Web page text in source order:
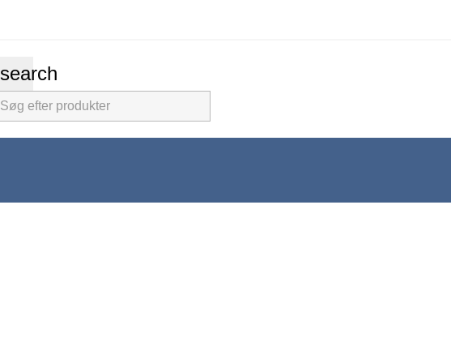
search